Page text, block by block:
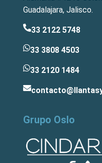
Guadalajara, Jalisco.
33 2122 5748
33 3808 4503
33 2120 1484
Grupo Oslo